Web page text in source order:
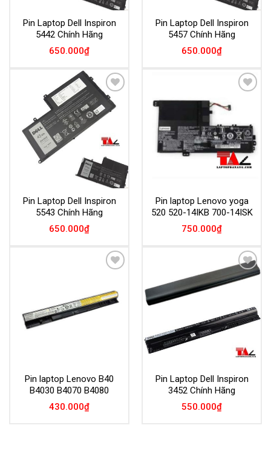
Pin Laptop Dell Inspiron
5442 Chính Hãng
650.000₫
Pin Laptop Dell Inspiron
5457 Chính Hãng
650.000₫
Add to
Wishlist
Pin Laptop Dell Inspiron
5543 Chính Hãng
650.000₫
Wishlist
Pin laptop Lenovo yoga
520 520-14IKB 700-14ISK
750.000₫
Pin laptop Lenovo B40
B4030 B4070 B4080
430.000₫
Add to
Pin Laptop Dell Inspiron
3452 Chính Hãng
550.000₫